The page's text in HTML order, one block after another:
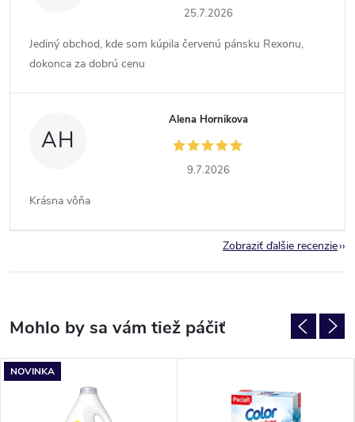
NOVINKA
25.7.2026
Jediný obchod, kde som kúpila červenú pánsku Rexonu,
dokonca za dobrú cenu
AH
Alena Hornikova
9.7.2026
Krásna vôňa
Zobraziť ďalšie recenzie